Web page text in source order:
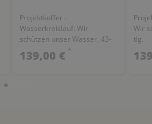
Projektkoffer -
Wasserkreislauf: Wir
schützen unser Wasser, 43-
tlg.
139,00 € *
Wir
tlg.